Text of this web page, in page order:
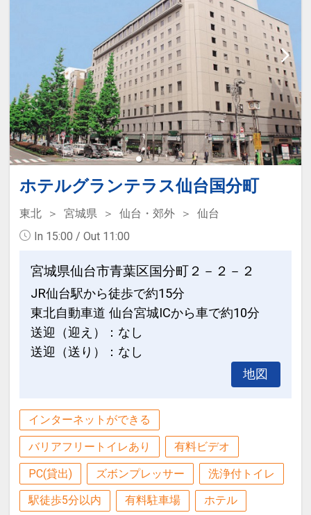
・空気清浄機付加湿器完備
・ズボンプレッサー完備
【駐車場】
・敷地内の地下及び地上にございます。
・ご宿泊者様料金 1泊2000円（1：
00p.m.～翌1:00p.m.） ※予約不可
【アクセス】
・電車ご利用の場合：仙台駅西口より徒
歩1分
鉄道にて約30分
仙台空港から車で約40分
・お車ご利用の場合：東北自動車道宮城
I.Cより約15分
設定期間：2023年4月18日～2027年6月
200000024459
ホテルグランテラス仙台国分町
東北 宮城県 仙台・郊外
仙台
In 15:00 / Out 11:00
宮城県仙台市青葉区国分町２－２－２
JR仙台駅から徒歩で約15分
東北自動車道 仙台宮城ICから車で約10分
送迎（迎え）：なし
送迎（送り）：なし
地図
インターネットができる
バリアフリートイレあり 有料ビデオ
PC(貸出) ズボンプレッサー 洗浄付トイレ
駅徒歩5分以内 有料駐車場 ホテル